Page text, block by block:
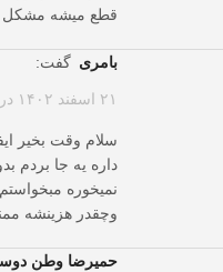
قطع میشه مشکل
بامری گفت:
۲۱ اسفند ۱۴۰۲ در ۶:۲۹ ب.ظ
نمیخوره
وچقدر هزینشه
حمیرضا وطن